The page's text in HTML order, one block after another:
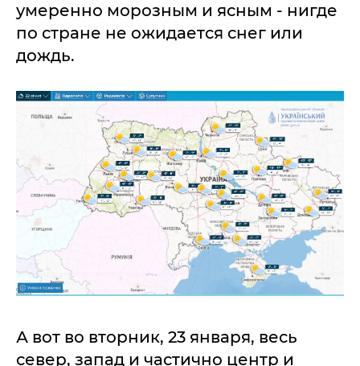
умеренно морозным и ясным - нигде
по стране не ожидается снег или
дождь.
А вот во вторник, 23 января, весь
север, запад и частично центр и